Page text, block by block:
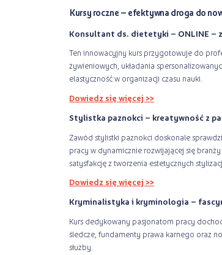
Kursy roczne – efektywna droga do
Konsultant ds. dietetyki – ONLINE –
Ten innowacyjny kurs przygotowuje do
żywieniowych, układania
elastyczność w organizacji czasu nauki.
Dowiedz się więcej >>
Stylistka paznokci – kreatywność z
Zawód stylistki paznokci doskonale
pracy w dynamicznie rozwijającej się
satysfakcję z tworzenia estetycznych
Dowiedz się więcej >>
Kryminalistyka i kryminologia –
Kurs dedykowany pasjonatom pracy
śledcze, fundamenty prawa karnego oraz
służby.